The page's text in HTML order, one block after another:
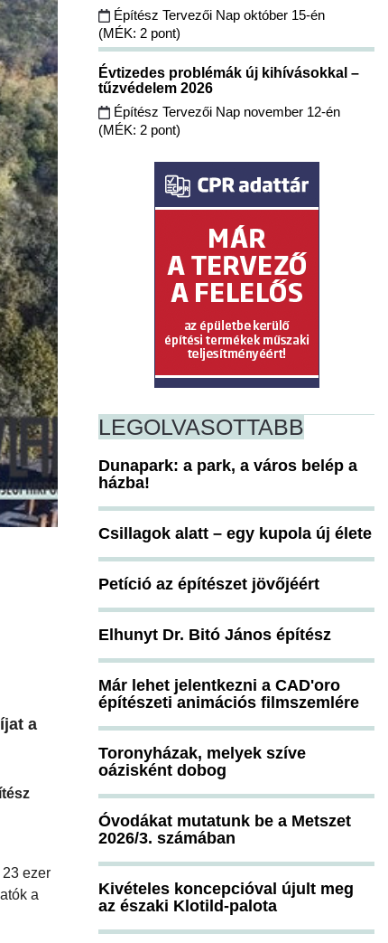
a
ezer
a
Építész Tervezői Nap október 15-én
(MÉK: 2 pont)
Évtizedes problémák új kihívásokkal –
tűzvédelem 2026
Építész Tervezői Nap november 12-én
(MÉK: 2 pont)
LEGOLVASOTTABB
Dunapark: a park, a város belép a
házba!
Csillagok alatt – egy kupola új élete
Petíció az építészet jövőjéért
Elhunyt Dr. Bitó János építész
Már lehet jelentkezni a CAD'oro
építészeti animációs filmszemlére
Toronyházak, melyek szíve
oázisként dobog
Óvodákat mutatunk be a Metszet
2026/3. számában
Kivételes koncepcióval újult meg
az északi Klotild-palota